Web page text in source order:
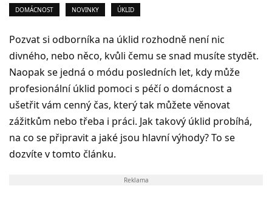
DOMÁCNOST NOVINKY ÚKLID
Pozvat si odborníka na úklid rozhodně není nic
divného, nebo něco, kvůli čemu se snad musíte stydět.
Naopak se jedná o módu posledních let, kdy může
profesionální úklid pomoci s péčí o domácnost a
ušetřit vám cenný čas, který tak můžete věnovat
zážitkům nebo třeba i práci. Jak takový úklid probíhá,
na co se připravit a jaké jsou hlavní výhody? To se
dozvíte v tomto článku.
Reklama